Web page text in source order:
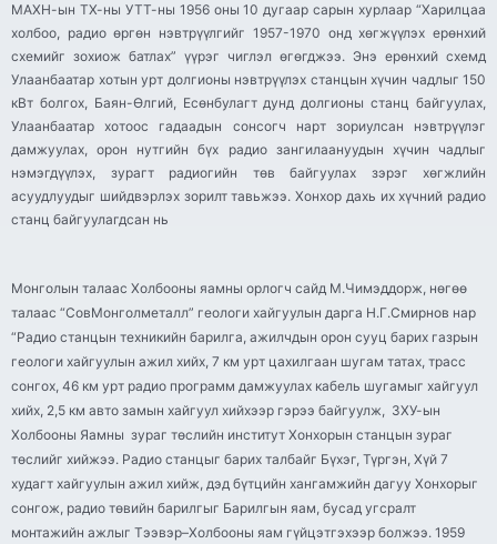
МАХН-ын ТХ-ны УТТ-ны 1956 оны 10 дугаар сарын хурлаар “Харилцаа
холбоо, радио өргөн нэвтрүүлгийг 1957-1970 онд хөгжүүлэх ерөнхий
схемийг зохиож батлах” үүрэг чиглэл өгөгджээ. Энэ ерөнхий схемд
Улаанбаатар хотын урт долгионы нэвтрүүлэх станцын хүчин чадлыг 150
кВт болгох, Баян-Өлгий, Есөнбулагт дунд долгионы станц байгуулах,
Улаанбаатар хотоос гадаадын сонсогч нарт зориулсан нэвтрүүлэг
дамжуулах, орон нутгийн бүх радио зангилаануудын хүчин чадлыг
нэмэгдүүлэх, зурагт радиогийн төв байгуулах зэрэг хөгжлийн
асуудлуудыг шийдвэрлэх зорилт тавьжээ. Хонхор дахь их хүчний радио
станц байгуулагдсан нь
Монголын талаас Холбооны яамны орлогч сайд М.Чимэддорж, нөгөө
талаас “СовМонголметалл” геологи хайгуулын дарга Н.Г.Смирнов нар
“Радио станцын техникийн барилга, ажилчдын орон сууц барих газрын
геологи хайгуулын ажил хийх, 7 км урт цахилгаан шугам татах, трасс
сонгох, 46 км урт радио программ дамжуулах кабель шугамыг хайгуул
хийх, 2,5 км авто замын хайгуул хийхээр гэрээ байгуулж, ЗХУ-ын
Холбооны Яамны зураг төслийн институт Хонхорын станцын зураг
төслийг хийжээ. Радио станцыг барих талбайг Бүхэг, Түргэн, Хүй 7
худагт хайгуулын ажил хийж, дэд бүтцийн хангамжийн дагуу Хонхорыг
сонгож, радио төвийн барилгыг Барилгын яам, бусад угсралт
монтажийн ажлыг Тээвэр–Холбооны яам гүйцэтгэхээр болжээ. 1959